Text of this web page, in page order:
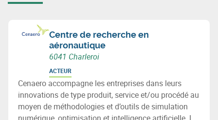
Centre de recherche en
aéronautique
6041 Charleroi
ACTEUR
Cenaero accompagne les entreprises dans leurs
innovations de type produit, service et/ou procédé au
moyen de méthodologies et d’outils de simulation